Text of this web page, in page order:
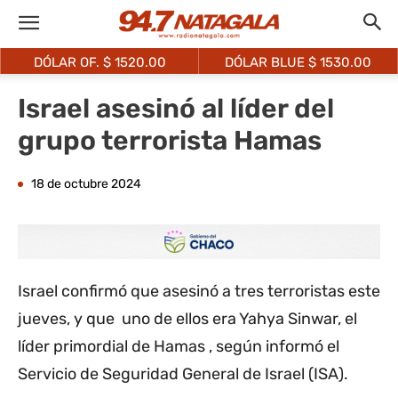
DÓLAR OF. $ 1520.00 DÓLAR BLUE $ 1530.00
Israel asesinó al líder del
grupo terrorista Hamas
18 de octubre 2024
Israel confirmó que asesinó a tres terroristas este
jueves, y que uno de ellos era Yahya Sinwar, el
líder primordial de Hamas , según informó el
Servicio de Seguridad General de Israel (ISA).